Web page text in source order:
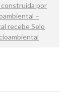
por
–
recebe Selo